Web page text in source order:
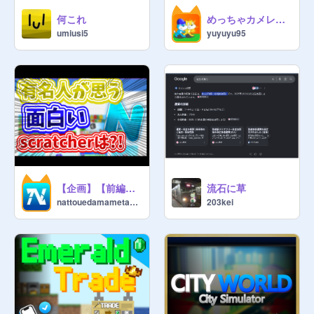
please follow the studioᢙᢙᢙ
何これ
umiusi5
めっちゃカメレオン MEcCHA Chameleon(Scratch)
yuyuyu95
【企画】【前編】有名人に1番面白いscratcher聞いてみた!
nattouedamametarou
流石に草
203kei